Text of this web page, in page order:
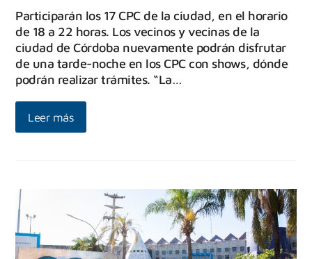
Participarán los 17 CPC de la ciudad, en el horario
de 18 a 22 horas. Los vecinos y vecinas de la
ciudad de Córdoba nuevamente podrán disfrutar
de una tarde-noche en los CPC con shows, dónde
podrán realizar trámites. “La…
Leer más